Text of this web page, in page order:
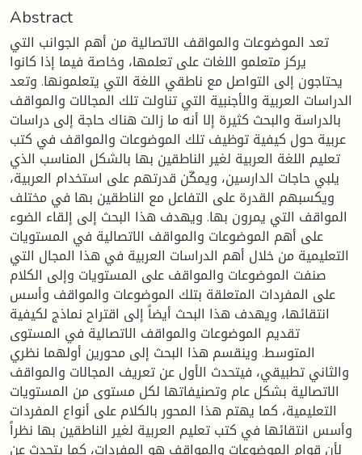
Abstract
تعد الموضوعات والمواقف الاتصالية من أهم الجوانب التي
يركز متعلمو اللغات على تعلمها، وخاصة فيما إذا كانوا
يحتاجون إلى التواصل مع ناطقي اللغة التي يتعلمونها. وتعد
الدراسات العربية والأجنبية التي تناولت تلك المجالات والمواقف
بالدراسة والبحث كثيرة إلا أنه ما زالت هناك حاجة إلى دراسات
عربية حول كيفية توظيف تلك الموضوعات والمواقف في كتب
تعليم اللغة العربية لغير الناطقين بها بالشكل المناسب الذي
يلبي حاجات الدارسين، ويمكّن قدرتهم على استخدام العربية،
ويكسبهم القدرة على التفاعل مع الناطقين بها في مختلف
المواقف التي يمرون بها. ويهدف هذا البحث إلى إلقاء الضوء
على أهم الموضوعات والمواقف الاتصالية في المستويات
التعليمية من خلال أهم الدراسات العربية في هذا المجال التي
صنفت الموضوعات والمواقف على المستويات وإلى الكلام
على المفردات المتعلقة بتلك الموضوعات والمواقف وأسس
انتقائها، ويهدف هذا البحث أيضاً إلى اقتراح نماذج لكيفية
تقديم الموضوعات والمواقف الاتصالية في المستوى
المتوسط. وينقسم هذا البحث إلى محورين أولهما نظري
والثاني تطبيقي، فيتحدث الأول عن تعريف المجالات والمواقف
الاتصالية بشكل عام وتصنيفاتها لكل مستوى من المستويات
التعليمية، كما يهتم هذا المحور بالكلام على أنواع المفردات
وأسس انتقائها في كتب تعليم العربية لغير الناطقين بها نظراً
لأن قوام الموضوعات والمواقف هو المفردات، كما يتحدث عن